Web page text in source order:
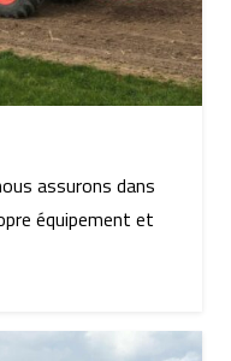
assurons dans
équipement et